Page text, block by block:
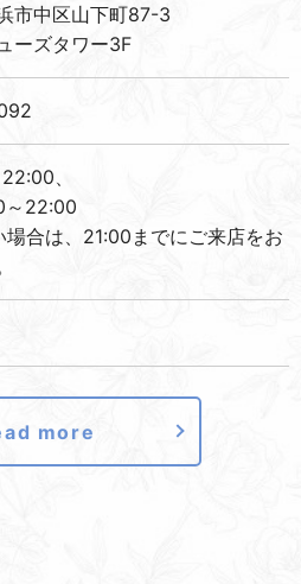
市中区山下町87-3
ーズタワー3F
、
～22:00
合は、21:00までにご来店をお
more